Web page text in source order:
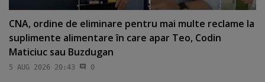
CNA, ordine de eliminare pentru mai multe reclame la
suplimente alimentare în care apar Teo, Codin
Maticiuc sau Buzdugan
5 AUG 2026 20:43 0